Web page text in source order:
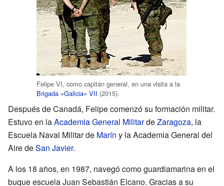
Felipe VI, como capitán general, en una visita a la
Brigada «Galicia» VII (2015).
Después de Canadá, Felipe comenzó su formación militar.
Estuvo en laAcademia General MilitardeZaragoza, la
Escuela Naval Militar de Marín y la Academia General del
Aire deSan Javier.
A los 18 años, en 1987, navegó como guardiamarina en el
buque escuela Juan Sebastián Elcano. Gracias a su